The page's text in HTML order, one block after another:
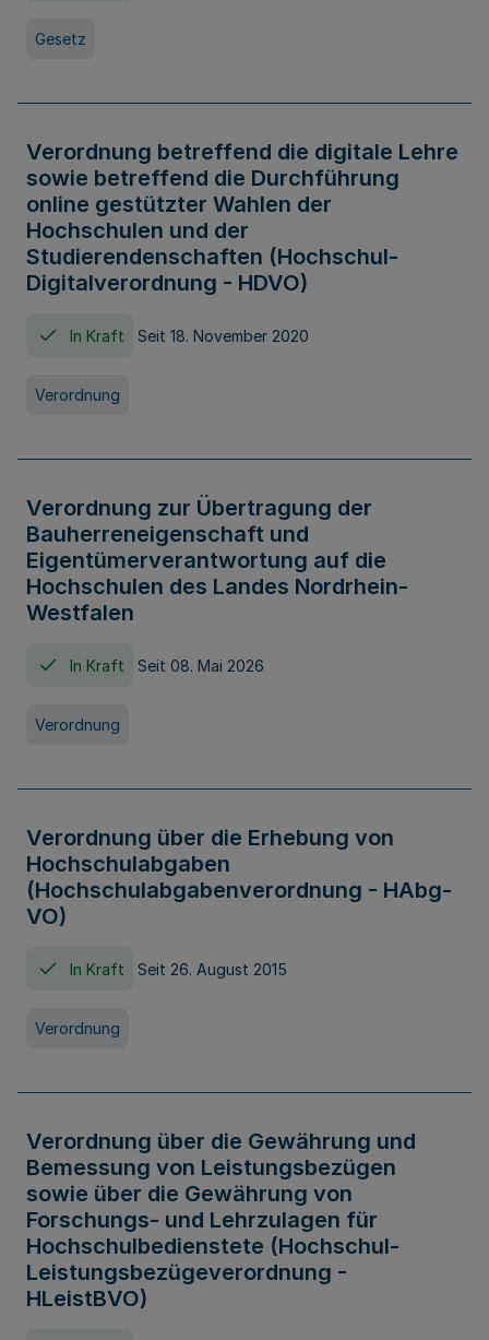
Gesetz
Verordnung betreffend die digitale Lehre
sowie betreffend die Durchführung
online gestützter Wahlen der
Hochschulen und der
Studierendenschaften (Hochschul-
Digitalverordnung - HDVO)
In Kraft Seit 18. November 2020
Verordnung
Verordnung zur Übertragung der
Bauherreneigenschaft und
Eigentümerverantwortung auf die
Hochschulen des Landes Nordrhein-
Westfalen
In Kraft Seit 08. Mai 2026
Verordnung
Verordnung über die Erhebung von
Hochschulabgaben
(Hochschulabgabenverordnung - HAbg-
VO)
In Kraft Seit 26. August 2015
Verordnung
Verordnung über die Gewährung und
Bemessung von Leistungsbezügen
sowie über die Gewährung von
Forschungs- und Lehrzulagen für
Hochschulbedienstete (Hochschul-
Leistungsbezügeverordnung -
HLeistBVO)